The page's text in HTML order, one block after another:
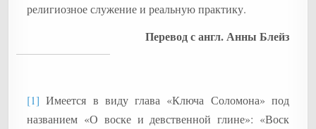
религиозное служение и реальную практику.
Перевод с англ. Анны Блейз
[1] Имеется в виду глава «Ключа Соломона» под
названием «О воске и девственной глине»: «Воск